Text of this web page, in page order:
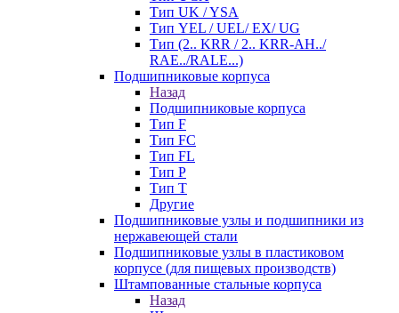
Тип UK / YSA
Тип YEL / UEL/ EX/ UG
Тип (2.. KRR / 2.. KRR-AH../
RAE../RALE...)
Подшипниковые корпуса
Назад
Подшипниковые корпуса
Тип F
Тип FC
Тип FL
Тип P
Тип T
Другие
Подшипниковые узлы и подшипники из
нержавеющей стали
Подшипниковые узлы в пластиковом
корпусе (для пищевых производств)
Штампованные стальные корпуса
Назад